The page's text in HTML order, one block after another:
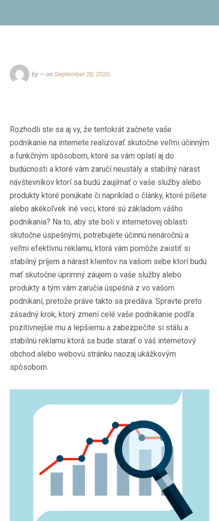
by — on September 20, 2020
Rozhodli ste sa aj vy, že tentokrát začnete vaše
podnikanie na internete realizovať skutočne veľmi účinným
a funkčným spôsobom, ktoré sa vám oplatí aj do
budúcnosti a ktoré vám zaručí neustály a stabilný nárast
návštevníkov ktorí sa budú zaujímať o vaše služby alebo
produkty ktoré ponúkate či napríklad o články, ktoré píšete
alebo akékoľvek iné veci, ktoré sú základom vášho
podnikania? Na to, aby ste boli v internetovej oblasti
skutočne úspešnými, potrebujete účinnú nenáročnú a
veľmi efektívnu reklamu, ktorá vám pomôže zaistiť si
stabilný príjem a nárast klientov na vašom sebe ktorí budú
mať skutočne úprimný záujem o vaše služby alebo
produkty a tým vám zaručia úspešná z vo vašom
podnikaní, pretože práve takto sa predáva. Spravte preto
zásadný krok, ktorý zmení celé vaše podnikanie podľa
pozitívnejšie mu a lepšiemu a zabezpečíte si stálu a
stabilnú reklamu ktorá sa bude starať o váš internetový
obchod alebo webovú stránku naozaj ukážkovým
spôsobom.